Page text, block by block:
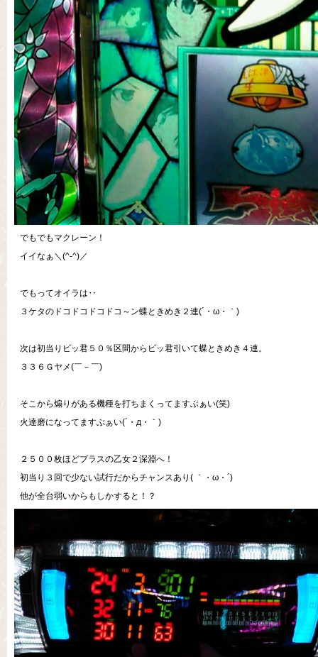
でもでもマクレーン！
イイなぁ＼(^-^)／
でもってオイラは‥
３ケタのドコドコドコドコ～ン蝶ときめき２連(´・ω・｀)
次は初当りビッ君５０％区間からビッ君引いて蝶ときめき４連。
３３６Ｇヤメ(￣－￣)
そこから煽りがある機種を打ちまくってますぶぁい(笑)
火達磨になってますぶぁい(´・д・｀)
２５００枚ほどプラスの乙女２深淵へ！
初当り３回で少ない試行だからチャンスあり( ｀・ω・´)
他が全台弱いからもしかすると！？